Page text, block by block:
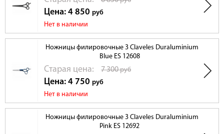
Цена: 4 850 руб
Нет в наличии
Ножницы филировочные 3 Claveles Duraluminium
Blue ES 12608
Cтарая цена: 7 300руб
Цена: 4 750 руб
Нет в наличии
Ножницы филировочные 3 Claveles Duraluminium
Pink ES 12692